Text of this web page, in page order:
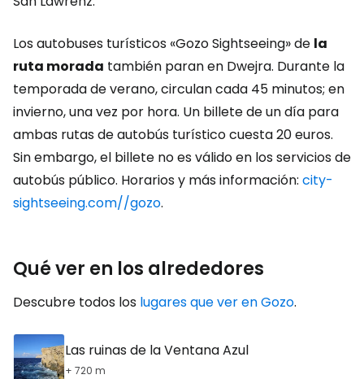
Los autobuses turísticos «Gozo Sightseeing» de la
ruta morada también paran en Dwejra. Durante la
temporada de verano, circulan cada 45 minutos; en
invierno, una vez por hora. Un billete de un día para
ambas rutas de autobús turístico cuesta 20 euros.
Sin embargo, el billete no es válido en los servicios de
autobús público. Horarios y más información: city-
sightseeing.com//gozo.
Qué ver en los alrededores
Descubre todos los lugares que ver en Gozo.
Las ruinas de la Ventana Azul
+ 720 m